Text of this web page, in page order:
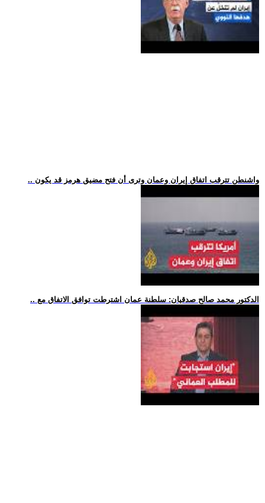
.. واشنطن تترقب اتفاق إيران وعمان وترى أن فتح مضيق هرمز قد يكون
.. الدكتور محمد صالح صدقيان: سلطنة عمان اشترطت توافق الاتفاق مع